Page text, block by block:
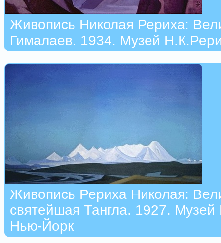
Живопись Николая Рериха:
Гималаев. 1934. Музей
Живопись Рериха Николая:
святейшая Тангла. 1927.
Нью-Йорк